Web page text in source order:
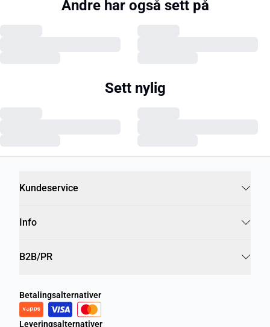
Andre har også sett på
Sett nylig
Kundeservice
Info
B2B/PR
Betalingsalternativer
Leveringsalternativer